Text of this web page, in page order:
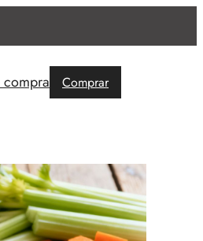
compra Comprar